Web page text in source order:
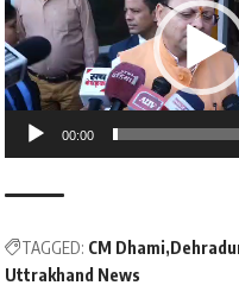
00:00
TAGGED: CM Dhami
Uttrakhand News